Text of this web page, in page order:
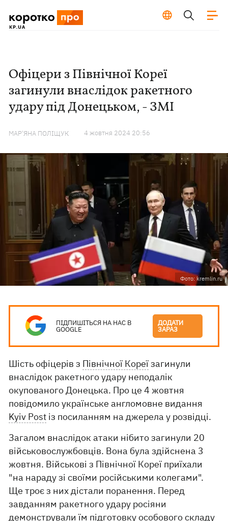
Офіцери з Північної Кореї
загинули внаслідок ракетного
удару під Донецьком, - ЗМІ
МАР'ЯНА ПОЛІЩУК 4 жовтня 2024 20:56
Фото: kremlin.ru
ПІДПИШІТЬСЯ НА НАС В
GOOGLE
ДОДАТИ
ЗАРАЗ
Шість офіцерів з Північної Кореїзагинули
внаслідок ракетного удару неподалік
окупованого Донецька. Про це 4 жовтня
повідомило українське англомовне видання
Kyiv Post із посиланням на джерела у розвідці.
Загалом внаслідок атаки нібито загинули 20
військовослужбовців. Вона була здійснена 3
жовтня. Військові з Північної Кореї приїхали
"на нараду зі своїми російськими колегами".
Ще троє з них дістали поранення. Перед
завданням ракетного удару росіяни
демонстрували їм підготовку особового складу